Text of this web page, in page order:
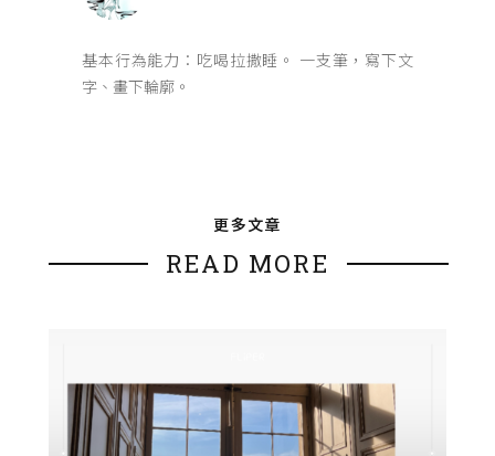
基本行為能力：吃喝拉撒睡。 一支筆，寫下文
字、畫下輪廓。
更多文章
READ MORE